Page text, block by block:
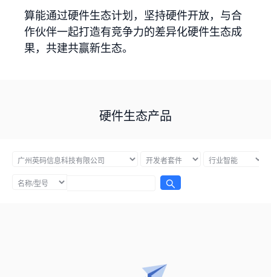
算能通过硬件生态计划，坚持硬件开放，与合
作伙伴一起打造有竞争力的差异化硬件生态成
果，共建共赢新生态。
硬件生态产品